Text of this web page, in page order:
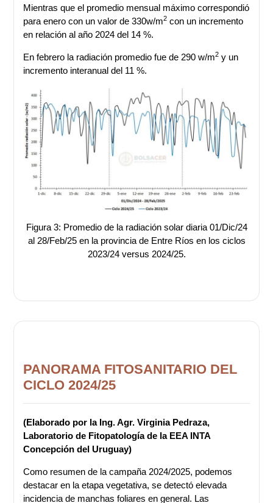
Mientras que el promedio mensual máximo correspondió
para enero con un valor de 330w/m2 con un incremento
en relación al año 2024 del 14 %.
En febrero la radiación promedio fue de 290 w/m2 y un
incremento interanual del 11 %.
Figura 3: Promedio de la radiación solar diaria 01/Dic/24
al 28/Feb/25 en la provincia de Entre Ríos en los ciclos
2023/24 versus 2024/25.
PANORAMA FITOSANITARIO DEL
CICLO 2024/25
(Elaborado por la Ing. Agr. Virginia Pedraza,
Laboratorio de Fitopatología de la EEA INTA
Concepción del Uruguay)
Como resumen de la campaña 2024/2025, podemos
destacar en la etapa vegetativa, se detectó elevada
incidencia de manchas foliares en general. Las